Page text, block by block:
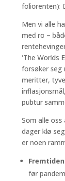
foliorenten):
Men vi alle
med ro –
‘The Worlds
forsøker seg
meritter,
pubtur
Som alle oss
dager klø
er noen
før